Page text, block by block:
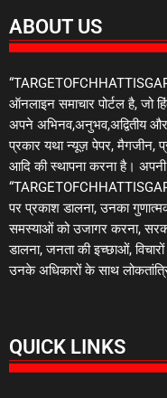
ABOUT US
ऑनलाइन समाचार पोर्टल है, जो
अपने अभिनव,अनुभव,अद्वितीय और
प्रकार यथा न्यूज़ पेपर, मैगजीन,
आदि की स्थापना करना है। अपनी
पर प्रकाश डालना, उनका
समस्याओं को उजागर करना,
डालना, जनता की इच्छाओं,
उनके अधिकारों के साथ
QUICK LINKS